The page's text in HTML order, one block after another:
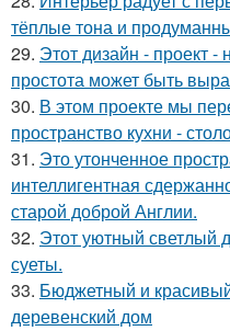
тёплые тона и
29. Этот дизайн - проект -
простота может быть
30. В этом проекте мы
пространство кухни -
31. Это утонченное
интеллигентная
старой доброй Англии.
32. Этот уютный светлый
суеты.
33. Бюджетный и
деревенский дом